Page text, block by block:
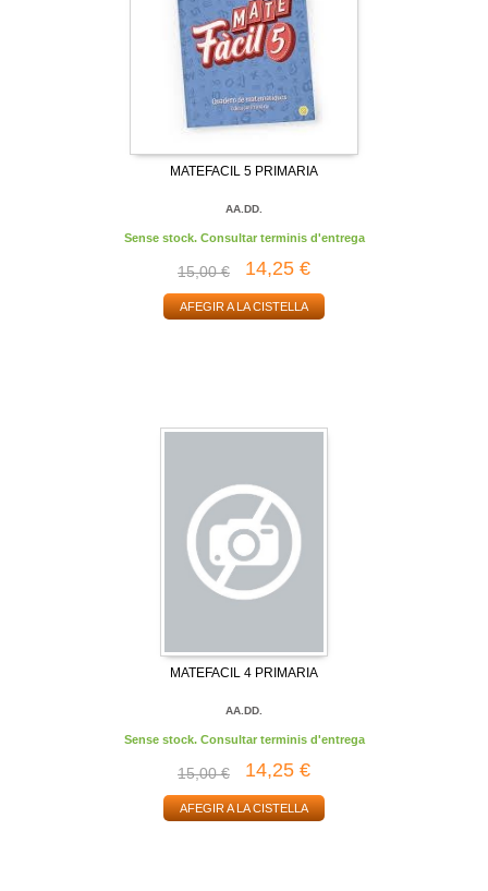
MATEFACIL 5 PRIMARIA
AA.DD.
Sense stock. Consultar terminis d'entrega
15,00 € 14,25 €
AFEGIR A LA CISTELLA
MATEFACIL 4 PRIMARIA
AA.DD.
Sense stock. Consultar terminis d'entrega
15,00 € 14,25 €
AFEGIR A LA CISTELLA